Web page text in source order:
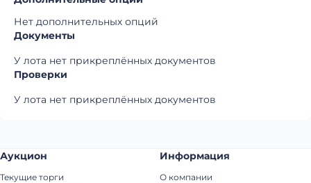
Нет дополнительных опций
Документы
У лота нет прикреплённых документов
Проверки
У лота нет прикреплённых документов
Аукцион
Текущие торги
Информация
О компании